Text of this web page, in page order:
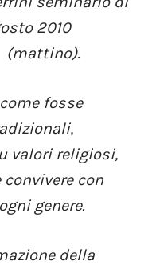
2010
(mattino).
fosse
valori religiosi,
con
genere.
della